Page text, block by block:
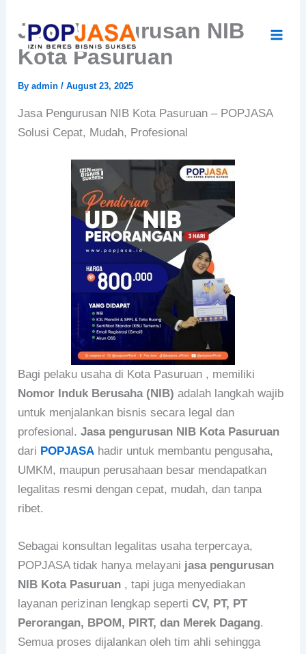
content
Jasa Pengurusan NIB
Kota Pasuruan
Byadmin/August 23, 2025
Jasa Pengurusan NIB Kota Pasuruan – POPJASA
Solusi Cepat, Mudah, Profesional
Bagi pelaku usaha di Kota Pasuruan , memiliki
Nomor Induk Berusaha (NIB) adalah langkah wajib
untuk menjalankan bisnis secara legal dan
profesional.Jasa pengurusan NIB Kota Pasuruan
dari POPJASA hadir untuk membantu pengusaha,
UMKM, maupun perusahaan besar mendapatkan
legalitas resmi dengan cepat, mudah, dan tanpa
ribet.
Sebagai konsultan legalitas usaha terpercaya,
POPJASA tidak hanya melayani jasa pengurusan
NIB Kota Pasuruan , tapi juga menyediakan
layanan perizinan lengkap sepertiCV, PT, PT
Perorangan, BPOM, PIRT, dan Merek Dagang.
Semua proses dijalankan oleh tim ahli sehingga